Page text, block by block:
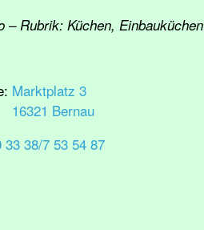
– Rubrik: Küchen, Einbauküchen
Marktplatz 3
16321 Bernau
33 38/7 53 54 87